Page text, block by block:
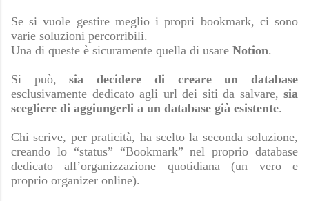
Se si vuole gestire meglio i propri bookmark, ci sono
varie soluzioni percorribili.
Una di queste è sicuramente quella di usare Notion.
Si può, sia decidere di creare un database
esclusivamente dedicato agli url dei siti da salvare, sia
scegliere di aggiungerli a un database già esistente.
Chi scrive, per praticità, ha scelto la seconda soluzione,
creando lo “status” “Bookmark” nel proprio database
dedicato all’organizzazione quotidiana (un vero e
proprio organizer online).